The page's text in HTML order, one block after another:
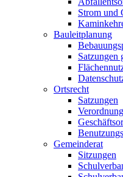
Strom und
Bauleitplanung
Satzungen
Ortsrecht
Satzungen
Gemeinderat
Sitzungen